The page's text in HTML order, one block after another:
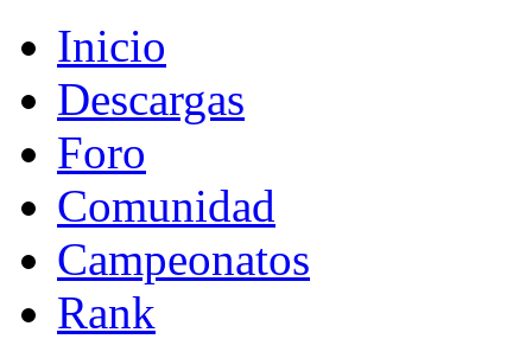
Inicio
Descargas
Foro
Comunidad
Campeonatos
Rank